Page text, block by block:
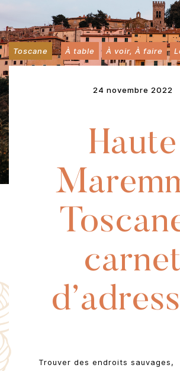
Toscane À table À voir, À faire
24 novembre 2022
Haute
carnet
Trouver des endroits sauvages,